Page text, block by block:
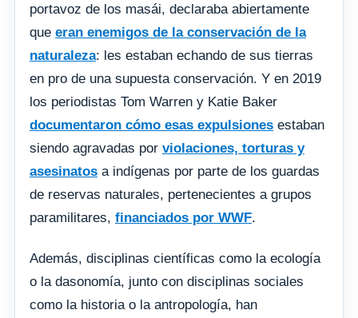
portavoz de los masái, declaraba abiertamente
que eran enemigos de la conservación de la
naturaleza: les estaban echando de sus tierras
en pro de una supuesta conservación. Y en 2019
los periodistas Tom Warren y Katie Baker
documentaron cómo esas expulsiones estaban
siendo agravadas por violaciones, torturas y
asesinatos a indígenas por parte de los guardas
de reservas naturales, pertenecientes a grupos
paramilitares, financiados por WWF.
Además, disciplinas científicas como la ecología
o la dasonomía, junto con disciplinas sociales
como la historia o la antropología, han